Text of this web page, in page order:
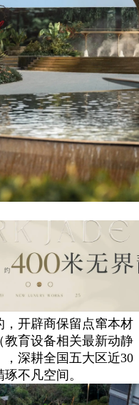
开辟商保留点窜本材
育设备相关最新动静
，深耕全国五大区近30
不凡空间。